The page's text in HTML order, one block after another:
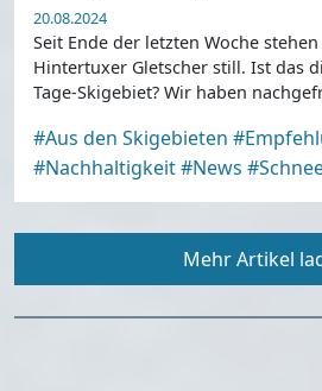
20.08.2024
Seit Ende der letzten Woche
Hintertuxer Gletscher still. Ist das
Tage-Skigebiet? Wir haben
#Aus den Skigebieten
#Nachhaltigkeit#News
Mehr Artikel